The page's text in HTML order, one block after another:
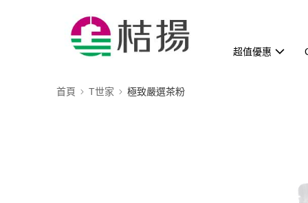
超值優惠
首頁 T世家 極致嚴選茶粉